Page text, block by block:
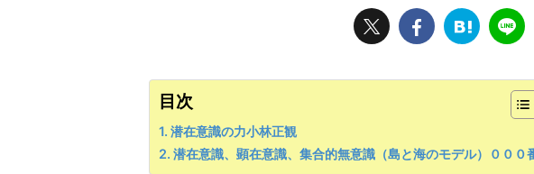
目次
潜在意識の力小林正観
潜在意識、顕在意識、集合的無意識（島と海のモデル）０００